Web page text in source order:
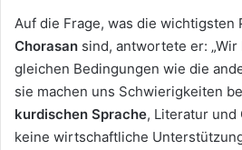
Auf die Frage, was die wichtigsten
Chorasan sind, antwortete er:
gleichen Bedingungen wie die
sie machen uns Schwierigkeiten
kurdischen Sprache, Literatur und
keine wirtschaftliche